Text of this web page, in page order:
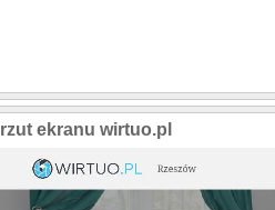
ekranu wirtuo.pl